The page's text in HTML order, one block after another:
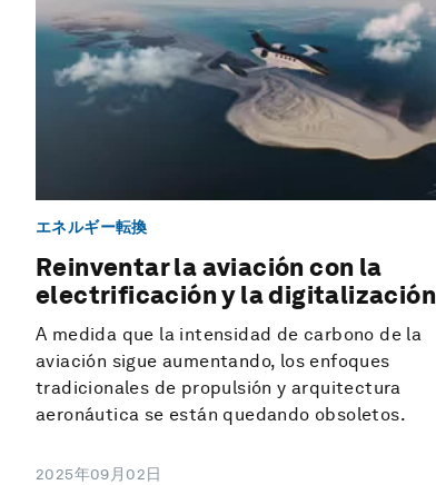
エネルギー転換
Reinventar la aviación con la
electrificación y la digitalización
A medida que la intensidad de carbono de la
aviación sigue aumentando, los enfoques
tradicionales de propulsión y arquitectura
aeronáutica se están quedando obsoletos.
2025年09月02日